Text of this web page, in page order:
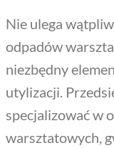
Nie ulega
odpadów
niezbędny
utylizacji.
specjalizować w
warsztatowych,